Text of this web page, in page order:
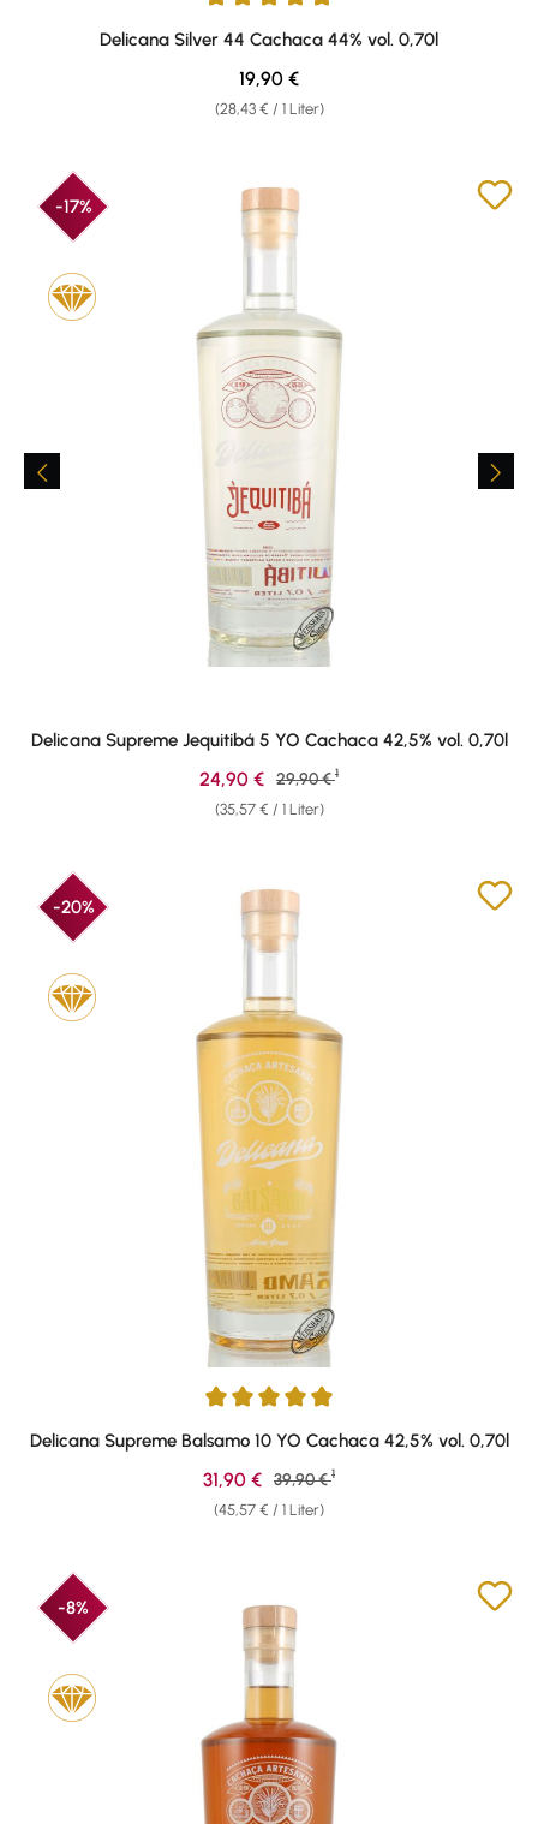
Durchschnittliche Bewertung von 5 von 5 Sternen
Delicana Silver 44 Cachaca 44% vol. 0,70l
(28,43 € / 1 Liter)
Regulärer Preis:
19,90 €
-17%
Delicana Supreme Jequitibá 5 YO Cachaca 42,5% vol. 0,70l
(35,57 € / 1 Liter)
Verkaufspreis:
24,90 € Regulärer Preis:
29,90 € 1
-20%
Durchschnittliche Bewertung von 5 von 5 Sternen
Delicana Supreme Balsamo 10 YO Cachaca 42,5% vol. 0,70l
(45,57 € / 1 Liter)
Verkaufspreis:
31,90 € Regulärer Preis:
39,90 € 1
-8%